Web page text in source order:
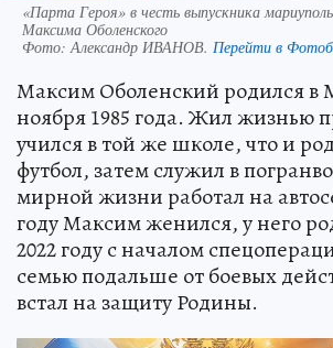
«Парта Героя» в честь выпускника
Максима Оболенского
Фото:Александр ИВАНОВ. Перейти в
Максим Оболенский родился в
ноября 1985 года. Жил жизнью
учился в той же школе, что и
футбол, затем служил в
мирной жизни работал на
году Максим женился, у него
2022 году с началом
семью подальше от боевых
встал на защиту Родины.